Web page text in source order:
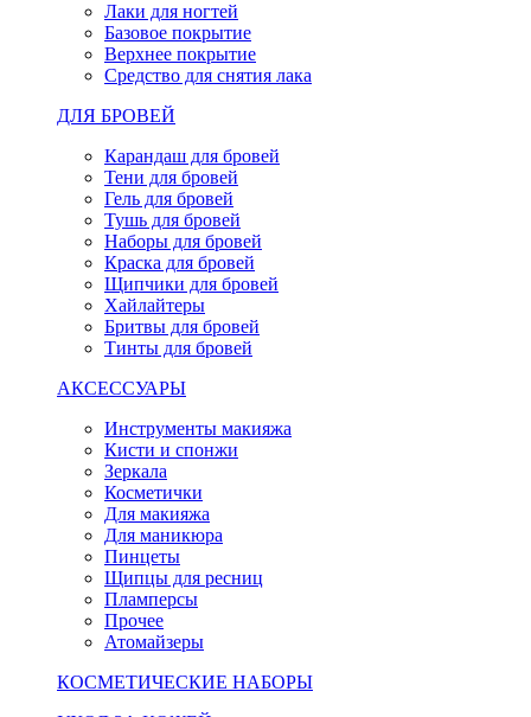
Лаки для ногтей
Базовое покрытие
Верхнее покрытие
Средство для снятия лака
ДЛЯ БРОВЕЙ
Карандаш для бровей
Тени для бровей
Гель для бровей
Тушь для бровей
Наборы для бровей
Краска для бровей
Щипчики для бровей
Хайлайтеры
Бритвы для бровей
Тинты для бровей
АКСЕССУАРЫ
Инструменты макияжа
Кисти и спонжи
Зеркала
Косметички
Для макияжа
Для маникюра
Пинцеты
Щипцы для ресниц
Пламперсы
Прочее
Атомайзеры
КОСМЕТИЧЕСКИЕ НАБОРЫ